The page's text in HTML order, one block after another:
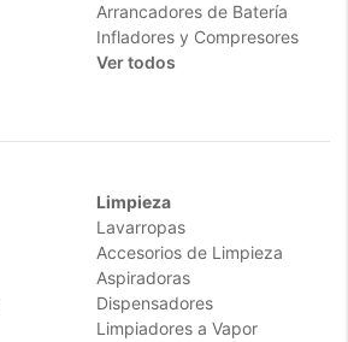
Arrancadores de Batería
Infladores y Compresores
Ver todos
Limpieza
Lavarropas
Accesorios de Limpieza
Aspiradoras
Dispensadores
Limpiadores a Vapor